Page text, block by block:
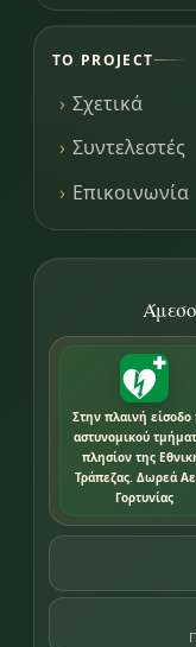
ΤΟ PROJECT
Σχετικά
Συντελεστές
Επικοινωνία
Στην πλαινή είσοδο
αστυνομικού
πλησίον της
Τράπεζας. Δωρεά
Γορτυνίας